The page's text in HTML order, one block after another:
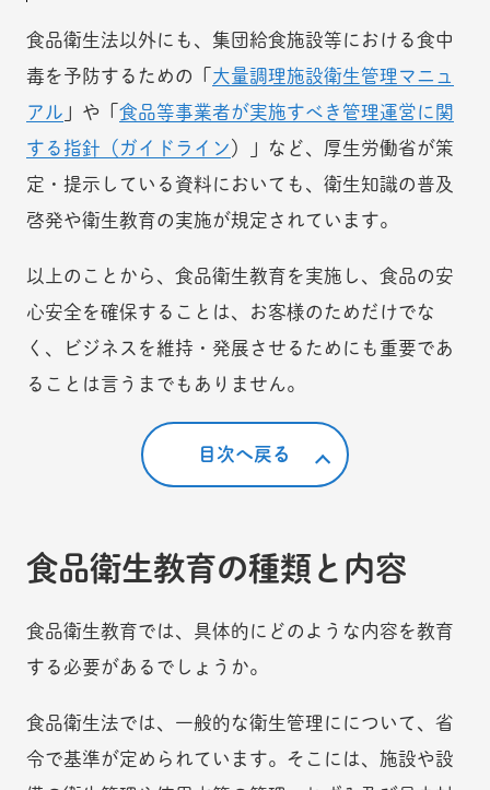
食品衛生法以外にも、集団給食施設等における食中
毒を予防するための「 大量調理施設衛生管理マニュ
アル 」や「 食品等事業者が実施すべき管理運営に関
する指針（ガイドライン ）」など、厚生労働省が策
定・提示している資料においても、衛生知識の普及
啓発や衛生教育の実施が規定されています。
以上のことから、食品衛生教育を実施し、食品の安
心安全を確保することは、お客様のためだけでな
く、ビジネスを維持・発展させるためにも重要であ
ることは言うまでもありません。
目次へ戻る
食品衛生教育の種類と内容
食品衛生教育では、具体的にどのような内容を教育
する必要があるでしょうか。
食品衛生法では、一般的な衛生管理にについて、省
令で基準が定められています。そこには、施設や設